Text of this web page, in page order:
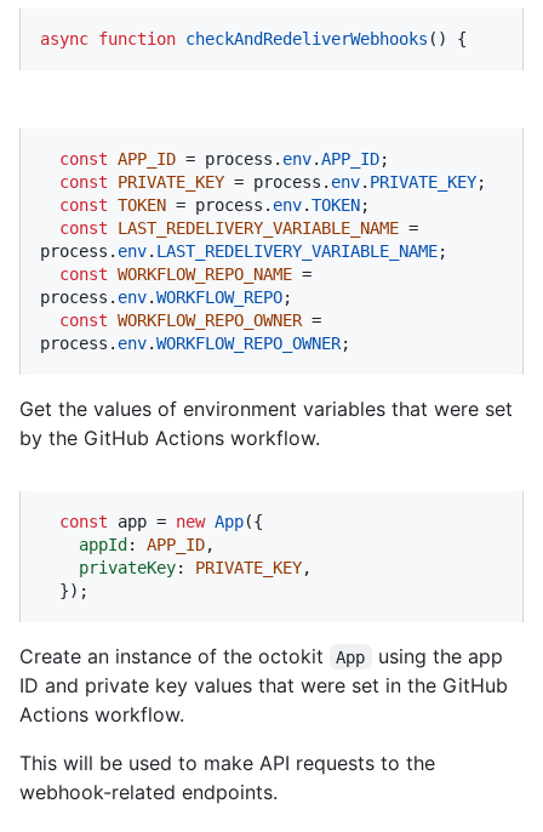
async function checkAndRedeliverWebhooks ( ) {
const APP_ID = process. env.APP_ID;
const
PRIVATE_KEY = process. env. PRIVATE_KEY;
const TOKEN = process. env.TOKEN;
const
LAST_REDELIVERY_VARIABLE_NAME =
process. env. LAST_REDELIVERY_VARIABLE_NAME;
const WORKFLOW_REPO_NAME =
process. env.WORKFLOW_REPO;
const WORKFLOW_REPO_OWNER =
process. env.WORKFLOW_REPO_OWNER;
Get the values of environment variables that were set
by the GitHub Actions workflow.
const app = new App({
appId : APP_ID,
privateKey: PRIVATE_KEY,
  });
Create an instance of the octokit App
using the app
ID and private key values that were set in the GitHub
Actions workflow.
This will be used to make API requests to the
webhook-related endpoints.